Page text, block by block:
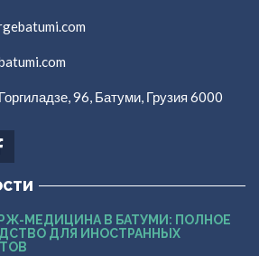
96, Батуми, Грузия 6000
МЕДИЦИНА В БАТУМИ: ПОЛНОЕ
ДЛЯ ИНОСТРАННЫХ